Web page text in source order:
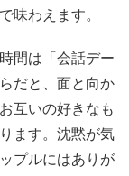
味わえます。
間は「会話デー
だと、面と向か
互いの好きなも
ます。沈黙が気
プルにはありが